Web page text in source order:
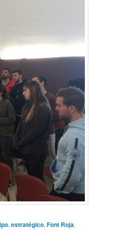
,estratégico,Font Roja,